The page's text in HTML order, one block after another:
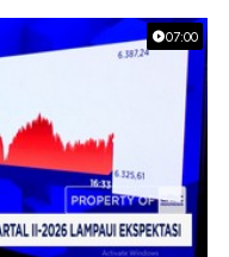
07:00